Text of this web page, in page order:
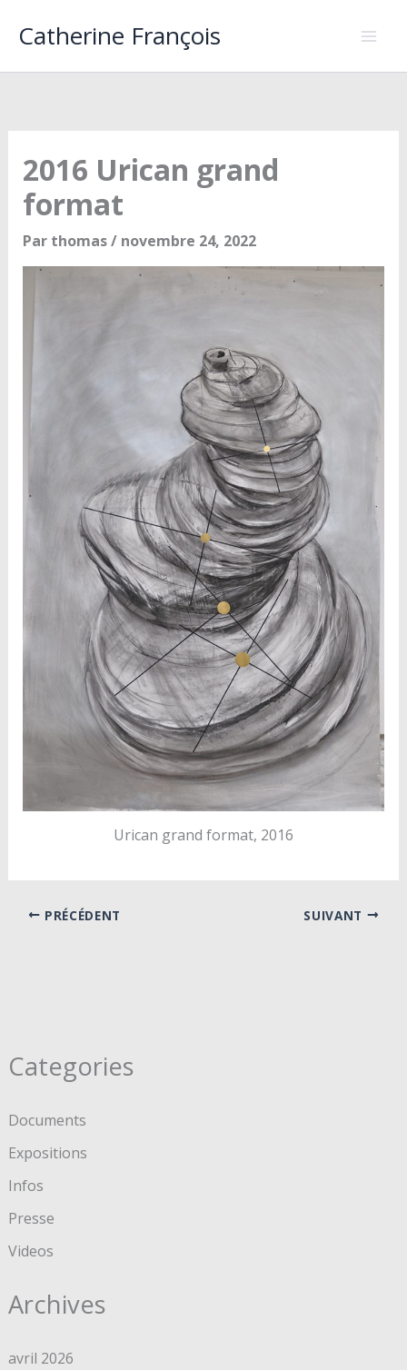
Catherine François
Categories
Documents
Expositions
Infos
Presse
Videos
Archives
avril 2026
2016 Urican grand
format
Par thomas/ novembre 24, 2022
Urican grand format, 2016
PRÉCÉDENT SUIVANT